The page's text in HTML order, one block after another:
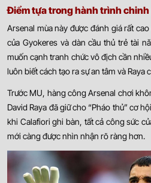
Điểm tựa trong hành trình
Arsenal mùa này được đánh giá rất
của Gyokeres và dàn cầu thủ trẻ tài
muốn cạnh tranh chức vô địch cần
luôn biết cách tạo ra sự an tâm và Raya
Trước MU, hàng công Arsenal chơi
David Raya đã giữ cho “Pháo thủ” cơ
khi Calafiori ghi bàn, tất cả công sức
mới càng được nhìn nhận rõ ràng hơn.